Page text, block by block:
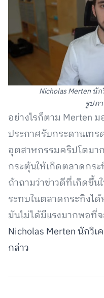
Nicholas Merten นั
รูปภา
อย่างไรก็ตาม Merten
ประกาศรับกระดานเท
อุตสาหกรรมคริปโตมา
กระตุ้นให้เกิดตลาดกร
ถ้าถามว่าข่าวดีที่เกิดขึ้
ระทบในตลาดกระทิงไ
มันไม่ได้มีแรงมากพอที่
Nicholas Merten นักวิเ
กล่าว